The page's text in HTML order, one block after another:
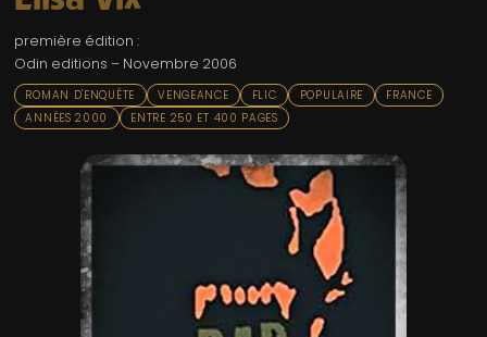
ACCUEIL
TROMBINO
INDEX
RECHERCHE
LIENS & FESTIVALS
UN POLAR AU HASARD
première édition :
Odin editions – Novembre 2006
ROMAN D'ENQUÊTE VENGEANCE FLIC POPULAIRE
FRANCE
ANNÉES 2000
ENTRE 250 ET 400 PAGES